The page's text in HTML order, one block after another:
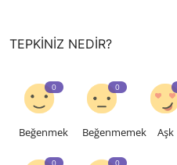
TEPKINIZ NEDIR?
0
Beğenmek
0
Beğenmemek Aşk